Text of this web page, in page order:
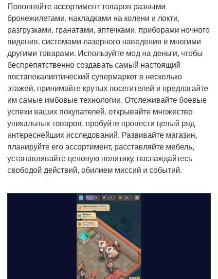
Пополняйте ассортимент товаров разными
бронежилетами, накладками на колени и локти,
разгрузками, гранатами, аптечками, приборами ночного
видения, системами лазерного наведения и многими
другими товарами. Используйте мод на деньги, чтобы
беспрепятственно создавать самый настоящий
постапокалиптический супермаркет в несколько
этажей, принимайте крутых посетителей и предлагайте
им самые имбовые технологии. Отслеживайте боевые
успехи ваших покупателей, открывайте множество
уникальных товаров, пробуйте провести целый ряд
интереснейших исследований. Развивайте магазин,
планируйте его ассортимент, расставляйте мебель,
устанавливайте ценовую политику, наслаждайтесь
свободой действий, обилием миссий и событий.